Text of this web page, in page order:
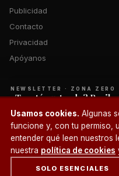
Publicidad
Contacto
Privacidad
Apóyanos
© 2026 Zona Zero
Usamos cookies. Algunas
funcione y, con tu permiso,
entender qué leen nuestros
nuestra política de cookies
SOLO ESENCIALES
¿Un café?
NEWSLETTER · ZONA ZERO
¿Te está gustando?
correo.